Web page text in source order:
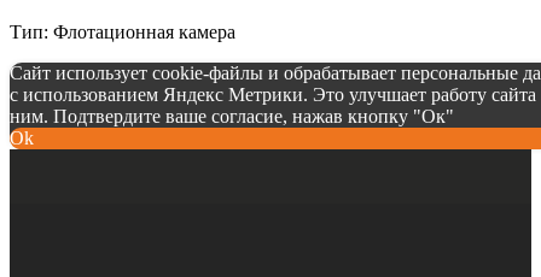
Тип: Флотационная камера
Сайт использует cookie-файлы и обрабатывает персональные
с использованием Яндекс Метрики. Это улучшает работу сайта
ним. Подтвердите ваше согласие, нажав кнопку "Ок"
Ok